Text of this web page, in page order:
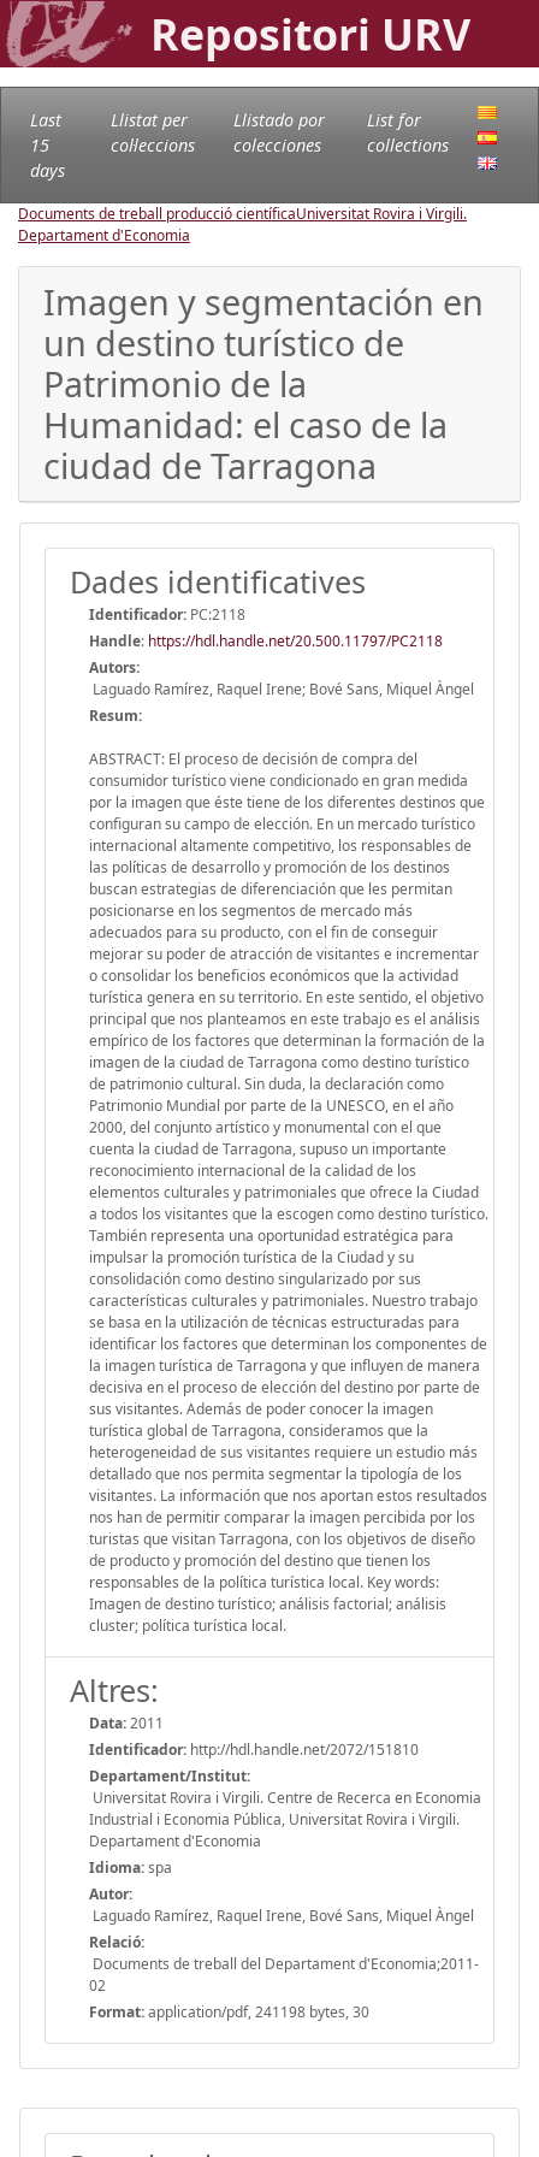
Repositori URV
Last
15
days
Llistat per
col·leccions
Llistado por
colecciones
List for
collections
Documents de treball producció científicaUniversitat Rovira i Virgili.
Departament d'Economia
Imagen y segmentación en
un destino turístico de
Patrimonio de la
Humanidad: el caso de la
ciudad de Tarragona
Dades identificatives
Identificador: PC:2118
Handle: https://hdl.handle.net/20.500.11797/PC2118
Autors:
Laguado Ramírez, Raquel Irene; Bové Sans, Miquel Àngel
Resum:
ABSTRACT: El proceso de decisión de compra del
consumidor turístico viene condicionado en gran medida
por la imagen que éste tiene de los diferentes destinos que
configuran su campo de elección. En un mercado turístico
internacional altamente competitivo, los responsables de
las políticas de desarrollo y promoción de los destinos
buscan estrategias de diferenciación que les permitan
posicionarse en los segmentos de mercado más
adecuados para su producto, con el fin de conseguir
mejorar su poder de atracción de visitantes e incrementar
o consolidar los beneficios económicos que la actividad
turística genera en su territorio. En este sentido, el objetivo
principal que nos planteamos en este trabajo es el análisis
empírico de los factores que determinan la formación de la
imagen de la ciudad de Tarragona como destino turístico
de patrimonio cultural. Sin duda, la declaración como
Patrimonio Mundial por parte de la UNESCO, en el año
2000, del conjunto artístico y monumental con el que
cuenta la ciudad de Tarragona, supuso un importante
reconocimiento internacional de la calidad de los
elementos culturales y patrimoniales que ofrece la Ciudad
a todos los visitantes que la escogen como destino turístico.
También representa una oportunidad estratégica para
impulsar la promoción turística de la Ciudad y su
consolidación como destino singularizado por sus
características culturales y patrimoniales. Nuestro trabajo
se basa en la utilización de técnicas estructuradas para
identificar los factores que determinan los componentes de
la imagen turística de Tarragona y que influyen de manera
decisiva en el proceso de elección del destino por parte de
sus visitantes. Además de poder conocer la imagen
turística global de Tarragona, consideramos que la
heterogeneidad de sus visitantes requiere un estudio más
detallado que nos permita segmentar la tipología de los
visitantes. La información que nos aportan estos resultados
nos han de permitir comparar la imagen percibida por los
turistas que visitan Tarragona, con los objetivos de diseño
de producto y promoción del destino que tienen los
responsables de la política turística local. Key words:
Imagen de destino turístico; análisis factorial; análisis
cluster; política turística local.
Altres:
Data:2011
Identificador: http://hdl.handle.net/2072/151810
Departament/Institut:
Universitat Rovira i Virgili. Centre de Recerca en Economia
Industrial i Economia Pública, Universitat Rovira i Virgili.
Departament d'Economia
Idioma:spa
Autor:
Laguado Ramírez, Raquel Irene, Bové Sans, Miquel Àngel
Relació:
Documents de treball del Departament d'Economia;2011-
02
Format:application/pdf, 241198 bytes, 30